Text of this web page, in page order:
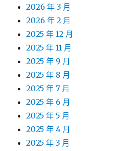
2026 年 3 月
2026 年 2 月
2025 年 12 月
2025 年 11 月
2025 年 9 月
2025 年 8 月
2025 年 7 月
2025 年 6 月
2025 年 5 月
2025 年 4 月
2025 年 3 月